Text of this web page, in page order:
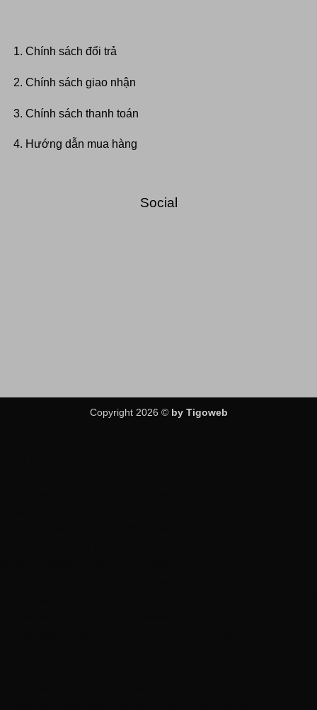
Chính sách đổi trả
Chính sách giao nhận
Chính sách thanh toán
Hướng dẫn mua hàng
Social
Copyright 2026 © by Tigoweb